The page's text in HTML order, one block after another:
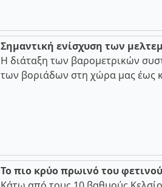
Σημαντική ενίσχυση των
Η διάταξη των βαρομετρικών
των βοριάδων στη χώρα μας έως
Το πιο κρύο πρωινό του